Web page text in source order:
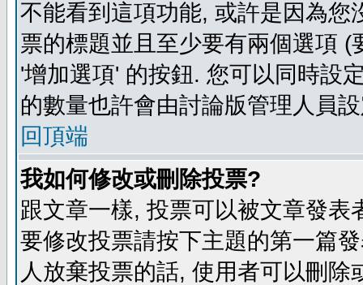
不能看到這項功能, 或許是因為
票的標題並且至少要有兩個選項
'增加選項' 的按鈕. 您可以同時設
的數量也許會由討論版管理人員
回頂端
我如何修改或刪除投票?
跟文章一樣, 投票可以被文章發
要修改投票請按下主題的第一篇
人放棄投票的話, 使用者可以刪